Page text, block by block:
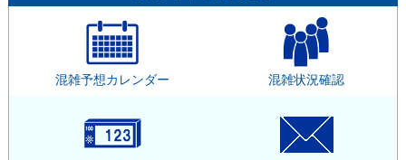
区役所フロアマップ
混雑予想カレンダー 混雑状況確認